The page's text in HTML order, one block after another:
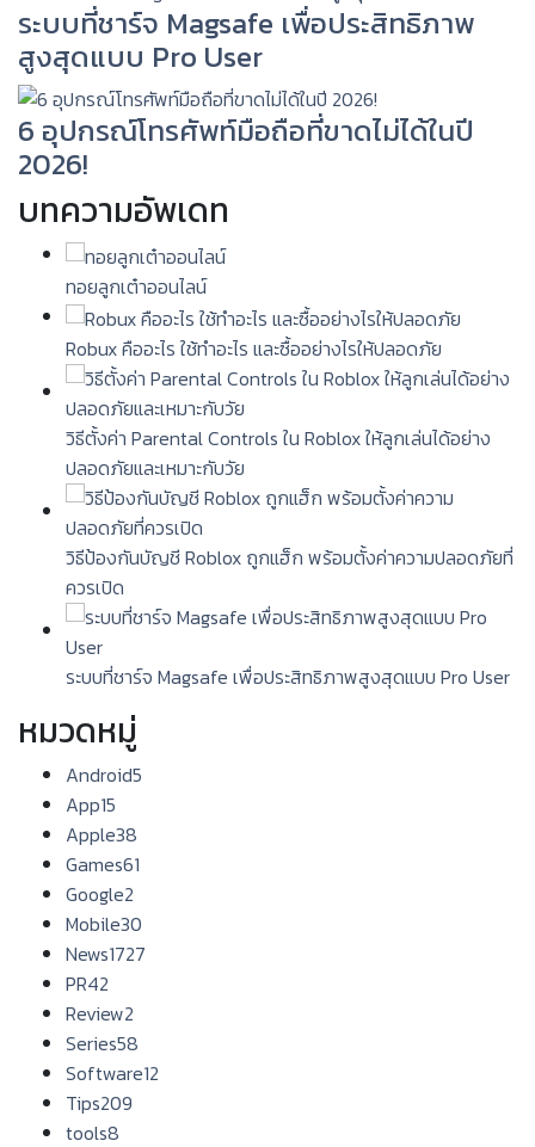
ระบบที่ชาร์จ Magsafe เพื่อประสิทธิภาพ
สูงสุดแบบ Pro User
6 อุปกรณ์โทรศัพท์มือถือที่ขาดไม่ได้ในปี
2026!
บทความอัพเดท
ทอยลูกเต๋าออนไลน์
Robux คืออะไร ใช้ทำอะไร และซื้ออย่างไรให้ปลอดภัย
วิธีตั้งค่า Parental Controls ใน Roblox ให้ลูกเล่นได้อย่าง
ปลอดภัยและเหมาะกับวัย
วิธีป้องกันบัญชี Roblox ถูกแฮ็ก พร้อมตั้งค่าความปลอดภัยที่
ควรเปิด
ระบบที่ชาร์จ Magsafe เพื่อประสิทธิภาพสูงสุดแบบ Pro User
หมวดหมู่
Android5
App15
Apple38
Games61
Google2
Mobile30
News1727
PR42
Review2
Series58
Software12
Tips209
tools8